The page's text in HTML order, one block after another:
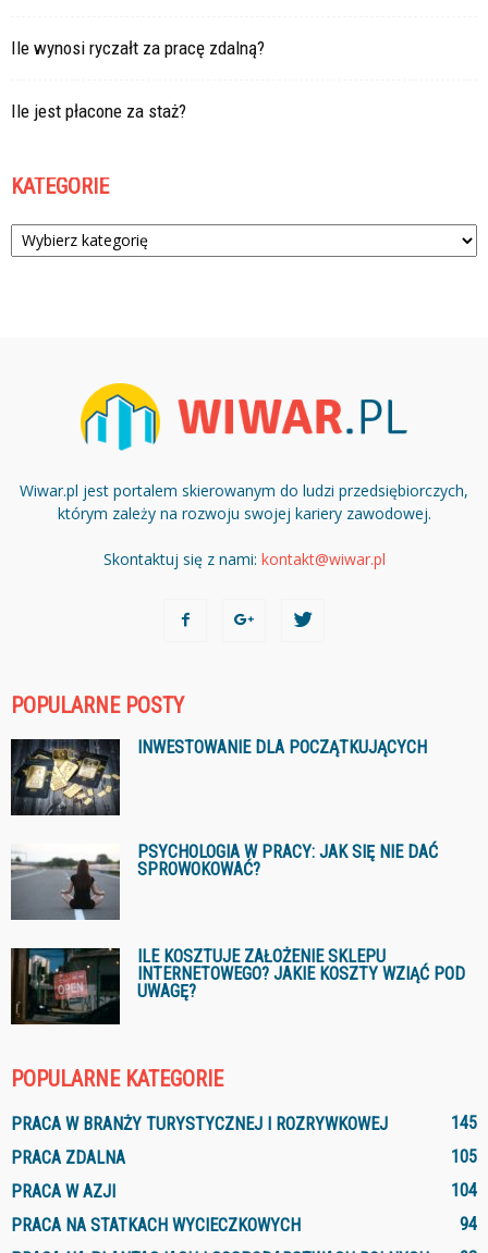
Ile wynosi ryczałt za pracę zdalną?
Ile jest płacone za staż?
KATEGORIE
Kategorie
Wiwar.pl jest portalem skierowanym do ludzi przedsiębiorczych,
którym zależy na rozwoju swojej kariery zawodowej.
Skontaktuj się z nami: kontakt@wiwar.pl
POPULARNE POSTY
INWESTOWANIE DLA POCZĄTKUJĄCYCH
PSYCHOLOGIA W PRACY: JAK SIĘ NIE DAĆ
SPROWOKOWAĆ?
ILE KOSZTUJE ZAŁOŻENIE SKLEPU
INTERNETOWEGO? JAKIE KOSZTY WZIĄĆ POD
UWAGĘ?
POPULARNE KATEGORIE
PRACA W BRANŻY TURYSTYCZNEJ I ROZRYWKOWEJ
145
PRACA ZDALNA
105
PRACA W AZJI
104
PRACA NA STATKACH WYCIECZKOWYCH
94